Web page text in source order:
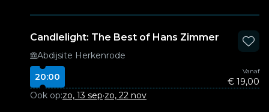
Candlelight: The Best of Hans Zimmer
Abdijsite Herkenrode
20:00
Vanaf
€ 19,00
Ook op:zo, 13 sep·zo, 22 nov